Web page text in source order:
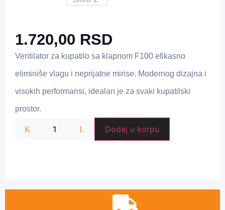
1.720,00 RSD
Ventilator za kupatilo sa klapnom F100 efikasno
eliminiše vlagu i neprijatne mirise. Modernog dizajna i
visokih performansi, idealan je za svaki kupatilski
prostor.
Dodaj u korpu